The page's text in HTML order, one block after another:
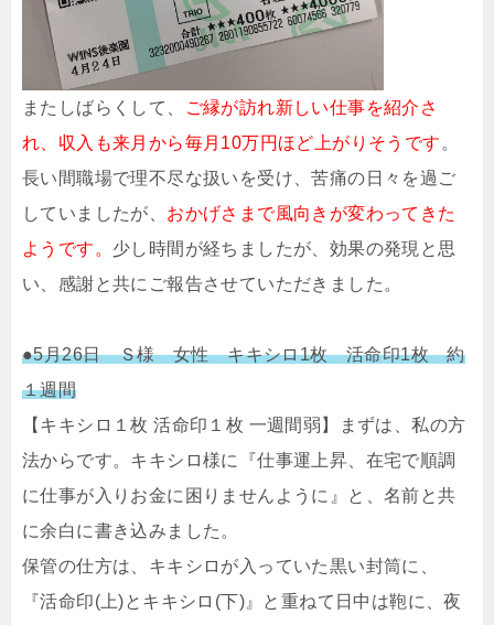
またしばらくして、
ご縁が訪れ新しい仕事を紹介さ
れ、収入も来月から毎月10万円ほど上がりそうです 。
長い間職場で理不尽な扱いを受け、苦痛の日々を過ご
していましたが、 おかげさまで風向きが変わってきた
ようです。 少し時間が経ちましたが、効果の発現と思
い、感謝と共にご報告させていただきました。
●5月26日 Ｓ様 女性 キキシロ1枚 活命印1枚 約
１週間
【キキシロ１枚 活命印１枚 一週間弱】まずは、私の方
法からです。キキシロ様に『仕事運上昇、在宅で順調
に仕事が入りお金に困りませんように』と、名前と共
に余白に書き込みました。
保管の仕方は、キキシロが入っていた黒い封筒に、
『活命印(上)とキキシロ(下)』と重ねて日中は鞄に、夜